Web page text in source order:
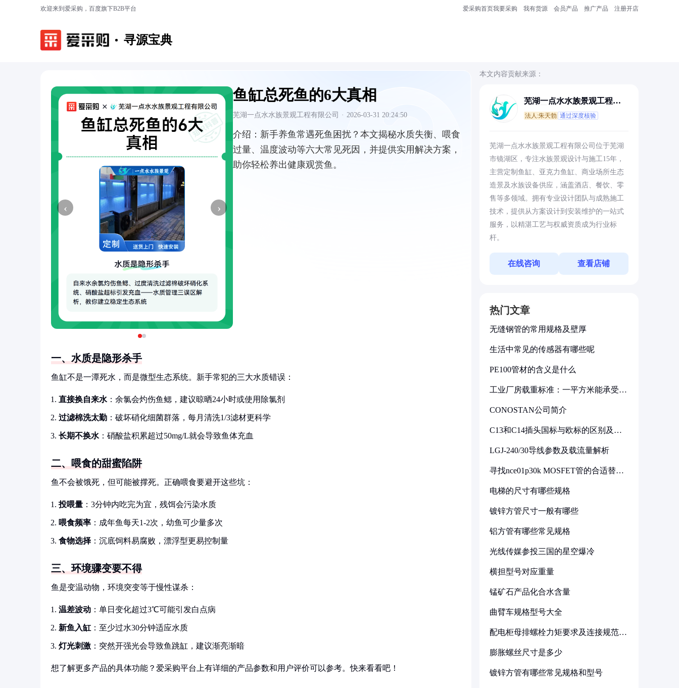
欢迎来到爱采购，百度旗下B2B平台 爱采购首页我要采购 我有货源 会员产品 推广产品 注册开店
寻源宝典
‹ ›
鱼缸总死鱼的6大真相
芜湖一点水水族景观工程有限公司 · 2026-03-31 20:24:50
介绍： 新手养鱼常遇死鱼困扰？本文揭秘水质失衡、喂食
过量、温度波动等六大常见死因，并提供实用解决方案，
助你轻松养出健康观赏鱼。
一、水质是隐形杀手
鱼缸不是一潭死水，而是微型生态系统。新手常犯的三大水质错误：
直接换自来水 ：余氯会灼伤鱼鳃，建议晾晒24小时或使用除氯剂
过滤棉洗太勤 ：破坏硝化细菌群落，每月清洗1/3滤材更科学
长期不换水 ：硝酸盐积累超过50mg/L就会导致鱼体充血
二、喂食的甜蜜陷阱
鱼不会被饿死，但可能被撑死。正确喂食要避开这些坑：
投喂量 ：3分钟内吃完为宜，残饵会污染水质
喂食频率 ：成年鱼每天1-2次，幼鱼可少量多次
食物选择 ：沉底饲料易腐败，漂浮型更易控制量
三、环境骤变要不得
鱼是变温动物，环境突变等于慢性谋杀：
温差波动 ：单日变化超过3℃可能引发白点病
新鱼入缸 ：至少过水30分钟适应水质
灯光刺激 ：突然开强光会导致鱼跳缸，建议渐亮渐暗
想了解更多产品的具体功能？爱采购平台上有详细的产品参数和用户评价可以参考。快来看看吧！
本文内容贡献来源：
芜湖一点水水族景观工程有
法人:朱天勃 通过深度核验
芜湖一点水水族景观工程有限公司位于芜湖
市镜湖区，专注水族景观设计与施工15年，
主营定制鱼缸、亚克力鱼缸、商业场所生态
造景及水族设备供应，涵盖酒店、餐饮、零
售等多领域。拥有专业设计团队与成熟施工
技术，提供从方案设计到安装维护的一站式
服务，以精湛工艺与权威资质成为行业标
杆。
在线咨询 查看店铺
热门文章
无缝钢管的常用规格及壁厚
生活中常见的传感器有哪些呢
PE100管材的含义是什么
工业厂房载重标准：一平方米能承受多
CONOSTAN公司简介
C13和C14插头国标与欧标的区别及其
LGJ-240/30导线参数及载流量解析
寻找nce01p30k MOSFET管的合适替代
电梯的尺寸有哪些规格
镀锌方管尺寸一般有哪些
铝方管有哪些常见规格
光线传媒参投三国的星空爆冷
横担型号对应重量
锰矿石产品化合水含量
曲臂车规格型号大全
配电柜母排螺栓力矩要求及连接规范详
膨胀螺丝尺寸是多少
镀锌方管有哪些常见规格和型号